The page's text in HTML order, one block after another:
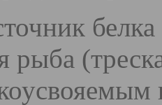
белка
рыба